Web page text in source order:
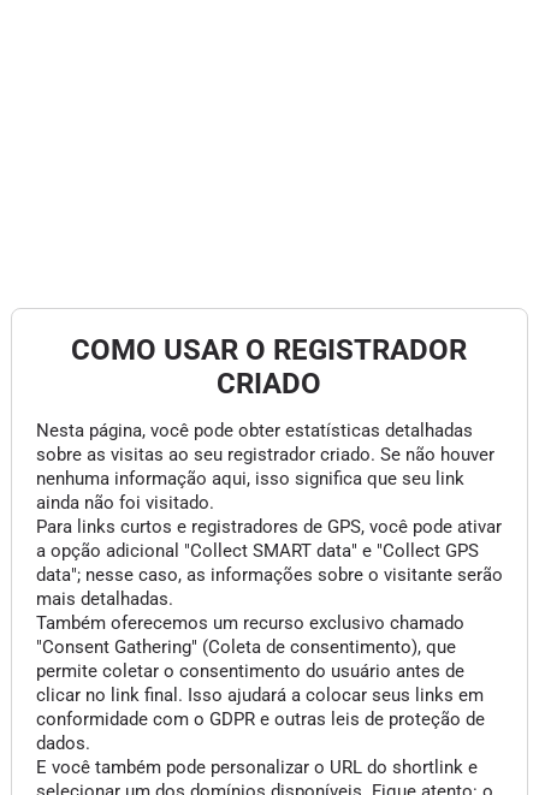
COMO USAR O REGISTRADOR
CRIADO
Nesta página, você pode obter estatísticas detalhadas
sobre as visitas ao seu registrador criado. Se não houver
nenhuma informação aqui, isso significa que seu link
ainda não foi visitado.
Para links curtos e registradores de GPS, você pode ativar
a opção adicional "Collect SMART data" e "Collect GPS
data"; nesse caso, as informações sobre o visitante serão
mais detalhadas.
Também oferecemos um recurso exclusivo chamado
"Consent Gathering" (Coleta de consentimento), que
permite coletar o consentimento do usuário antes de
clicar no link final. Isso ajudará a colocar seus links em
conformidade com o GDPR e outras leis de proteção de
dados.
E você também pode personalizar o URL do shortlink e